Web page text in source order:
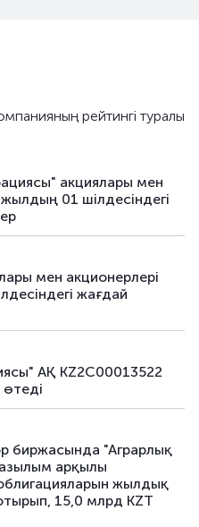
жеке
жеке
жеке
рейтингі туралы
акциялары мен
01 шілдесіндегі
мен акционерлері
жағдай
АҚ KZ2C00013522
биржасында "Аграрлық
арқылы
жылдық
15,0 млрд KZT